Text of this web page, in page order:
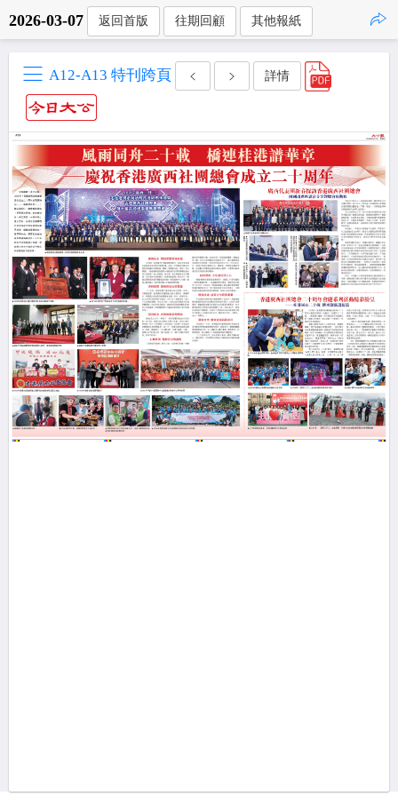
2026-03-07 返回首版 往期回顧 其他報紙
A12-A13 特刊跨頁 詳情
點擊複製